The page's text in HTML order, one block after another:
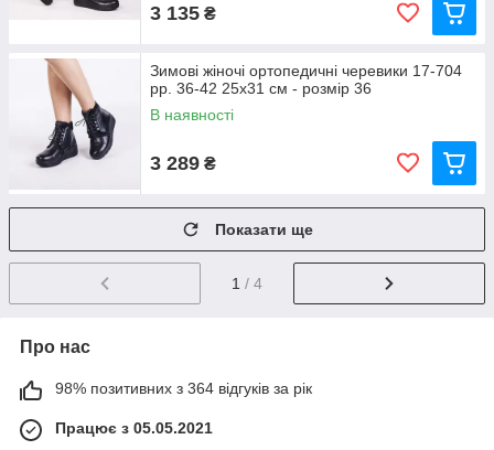
3 135 ₴
Зимові жіночі ортопедичні черевики 17-704
рр. 36-42 25x31 см - розмір 36
В наявності
3 289 ₴
Показати ще
1 / 4
Про нас
98% позитивних з 364 відгуків за рік
Працює з 05.05.2021